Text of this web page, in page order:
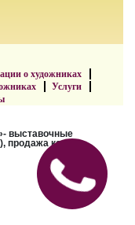
о художниках
Услуги
выставочные
продажа картин,